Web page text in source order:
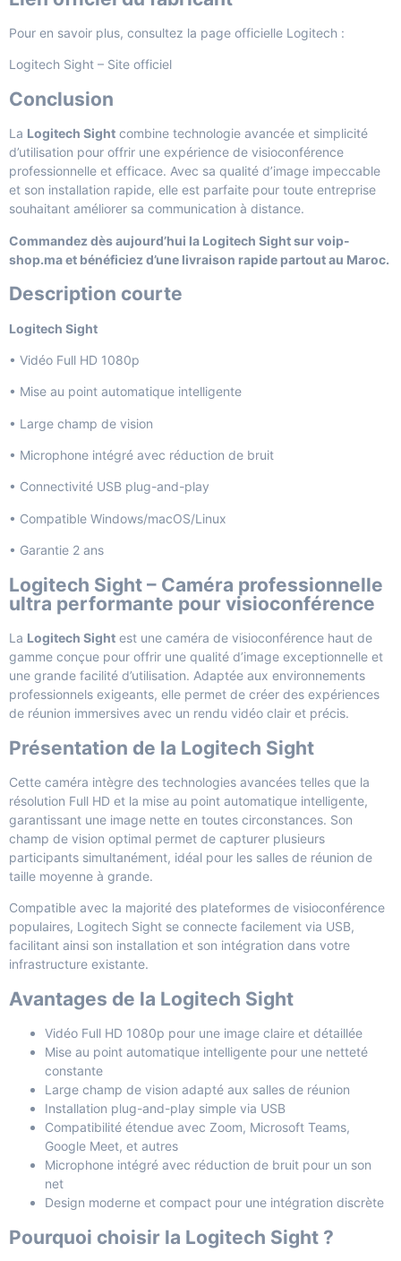
Pour en savoir plus, consultez la page officielle Logitech :
Logitech Sight – Site officiel
Conclusion
La Logitech Sight combine technologie avancée et simplicité
d’utilisation pour offrir une expérience de visioconférence
professionnelle et efficace. Avec sa qualité d’image impeccable
et son installation rapide, elle est parfaite pour toute entreprise
souhaitant améliorer sa communication à distance.
Commandez dès aujourd’hui la Logitech Sight sur voip-
shop.ma et bénéficiez d’une livraison rapide partout au Maroc.
Description courte
Logitech Sight
• Vidéo Full HD 1080p
• Mise au point automatique intelligente
• Large champ de vision
• Microphone intégré avec réduction de bruit
• Connectivité USB plug-and-play
• Compatible Windows/macOS/Linux
• Garantie 2 ans
Logitech Sight – Caméra professionnelle
ultra performante pour visioconférence
La Logitech Sight est une caméra de visioconférence haut de
gamme conçue pour offrir une qualité d’image exceptionnelle et
une grande facilité d’utilisation. Adaptée aux environnements
professionnels exigeants, elle permet de créer des expériences
de réunion immersives avec un rendu vidéo clair et précis.
Présentation de la Logitech Sight
Cette caméra intègre des technologies avancées telles que la
résolution Full HD et la mise au point automatique intelligente,
garantissant une image nette en toutes circonstances. Son
champ de vision optimal permet de capturer plusieurs
participants simultanément, idéal pour les salles de réunion de
taille moyenne à grande.
Compatible avec la majorité des plateformes de visioconférence
populaires, Logitech Sight se connecte facilement via USB,
facilitant ainsi son installation et son intégration dans votre
infrastructure existante.
Avantages de la Logitech Sight
Vidéo Full HD 1080p pour une image claire et détaillée
Mise au point automatique intelligente pour une netteté
constante
Large champ de vision adapté aux salles de réunion
Installation plug-and-play simple via USB
Compatibilité étendue avec Zoom, Microsoft Teams,
Google Meet, et autres
Microphone intégré avec réduction de bruit pour un son
net
Design moderne et compact pour une intégration discrète
Pourquoi choisir la Logitech Sight ?